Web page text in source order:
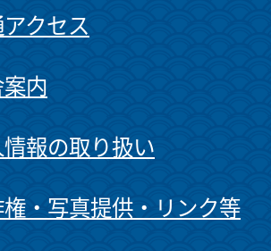
クセス
内
報の取り扱い
・写真提供・リンク等